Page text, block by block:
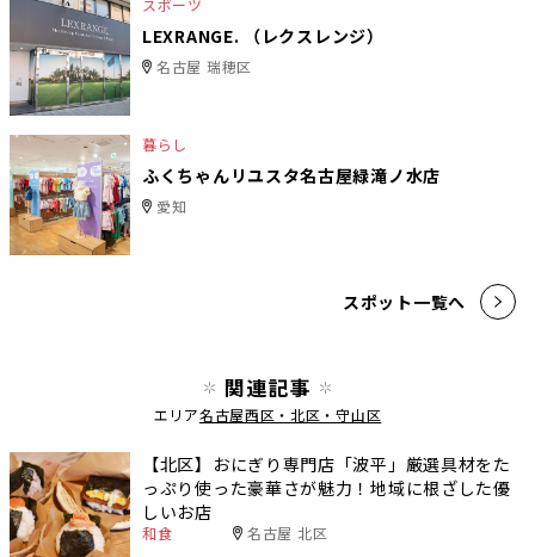
LEXRANGE. （レクスレンジ）
名古屋 瑞穂区
暮らし
ふくちゃんリユスタ名古屋緑滝ノ水店
愛知
スポット一覧へ
関連記事
エリア名古屋西区・北区・守山区
【北区】おにぎり専門店「波平」厳選具材をた
っぷり使った豪華さが魅力！地域に根ざした優
しいお店
和食 名古屋 北区